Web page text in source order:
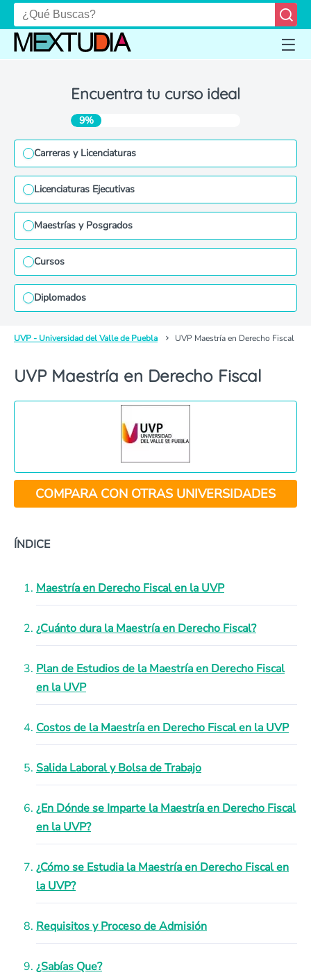
Encuentra tu curso ideal
9%
Carreras y Licenciaturas
Licenciaturas Ejecutivas
Maestrías y Posgrados
Cursos
Diplomados
UVP - Universidad del Valle de Puebla UVP Maestría en Derecho Fiscal
UVP Maestría en Derecho Fiscal
COMPARA CON OTRAS UNIVERSIDADES
ÍNDICE
Maestría en Derecho Fiscal en la UVP
¿Cuánto dura la Maestría en Derecho Fiscal?
Plan de Estudios de la Maestría en Derecho Fiscal
en la UVP
Costos de la Maestría en Derecho Fiscal en la UVP
Salida Laboral y Bolsa de Trabajo
¿En Dónde se Imparte la Maestría en Derecho Fiscal
en la UVP?
¿Cómo se Estudia la Maestría en Derecho Fiscal en
la UVP?
Requisitos y Proceso de Admisión
¿Sabías Que?